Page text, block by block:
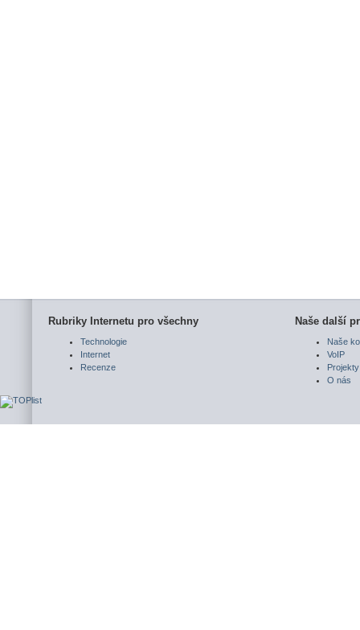
Rubriky Internetu pro všechny
Technologie
Internet
Recenze
Naše další
Naše
VoIP
Projekty
O nás